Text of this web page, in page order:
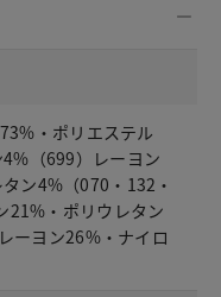
・ポリエステル
（699）レーヨン
ン4%（070・132・
21%・ポリウレタン
ーヨン26%・ナイロ